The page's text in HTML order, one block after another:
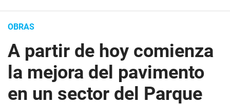
OBRAS
A partir de hoy comienza
la mejora del pavimento
en un sector del Parque